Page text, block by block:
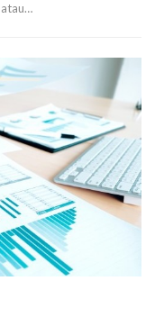
atau…